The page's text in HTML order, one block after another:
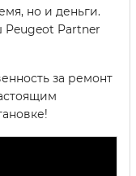
но и деньги.
Peugeot Partner
за ремонт